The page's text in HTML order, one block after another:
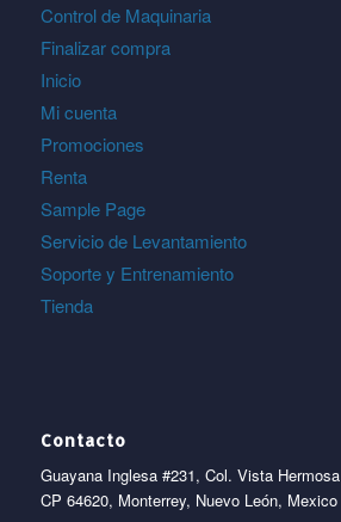
Control de Maquinaria
Finalizar compra
Inicio
Mi cuenta
Promociones
Renta
Sample Page
Servicio de Levantamiento
Soporte y Entrenamiento
Tienda
Contacto
Guayana Inglesa #231, Col. Vista Hermosa
CP 64620, Monterrey, Nuevo León, Mexico